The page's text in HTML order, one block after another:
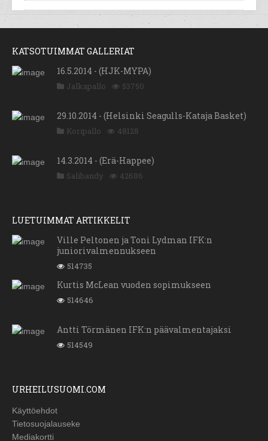
KATSOTUIMMAT GALLERIAT
16.5.2014 - (HJK-MYPA)
Jalkapallo 53750
29.10.2014 - (Helsinki Seagulls-Kataja Basket)
Koripallo 48128
14.3.2014 - (Erä-Happee)
Salibandy 42686
LUETUIMMAT ARTIKKELIT
Ville Peltonen ja Toni Lydman IFK:n
juniorivalmennukseen
514735
Kurtis McLean vuoden sopimukseen
514646
Antti Törmänen IFK:n päävalmentajaksi
514549
URHEILUSUOMI.COM
Käyttöehdot
Tietosuojalauseke
Mediakortti